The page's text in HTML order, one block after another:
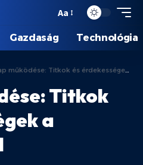
Aa
Gazdaság Technológia
működése: Titkok és érdekességek a csillagunkról
Titkok
a